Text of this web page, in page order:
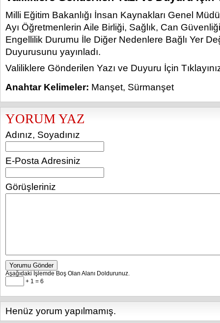
Milli Eğitim Bakanlığı İnsan Kaynakları Genel
Ayı Öğretmenlerin Aile Birliği, Sağlık, Can
Engellilik Durumu İle Diğer Nedenlere Bağlı Yer
Duyurusunu yayınladı.
Valiliklere Gönderilen Yazı ve Duyuru İçin
Anahtar Kelimeler: Manşet, Sürmanşet
YORUM YAZ
Adınız, Soyadınız
E-Posta Adresiniz
Görüşleriniz
Yorumu Gönder
Aşağıdaki İşlemde Boş Olan Alanı Doldurunuz.
+ 1 = 6
Henüz yorum yapılmamış.